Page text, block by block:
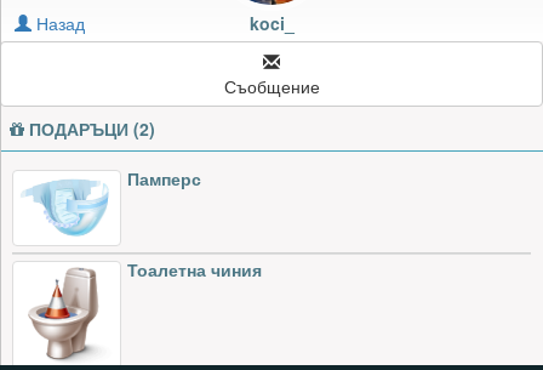
Блокирай koci_ koci_
Назад
Съобщение
ПОДАРЪЦИ (2)
Памперс
Тоалетна чиния